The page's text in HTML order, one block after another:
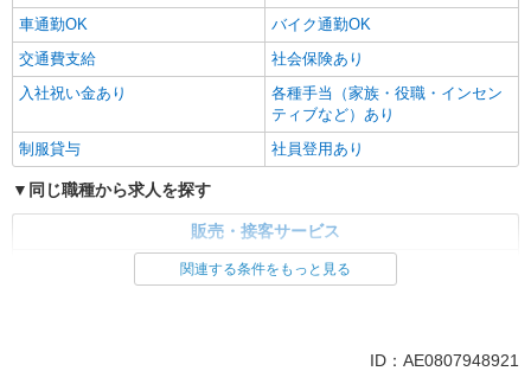
車通勤OK
バイク通勤OK
交通費支給
社会保険あり
入社祝い金あり
各種手当（家族・役職・インセン
ティブなど）あり
制服貸与
社員登用あり
同じ職種から求人を探す
販売・接客サービス
関連する条件をもっと見る
ID：AE0807948921